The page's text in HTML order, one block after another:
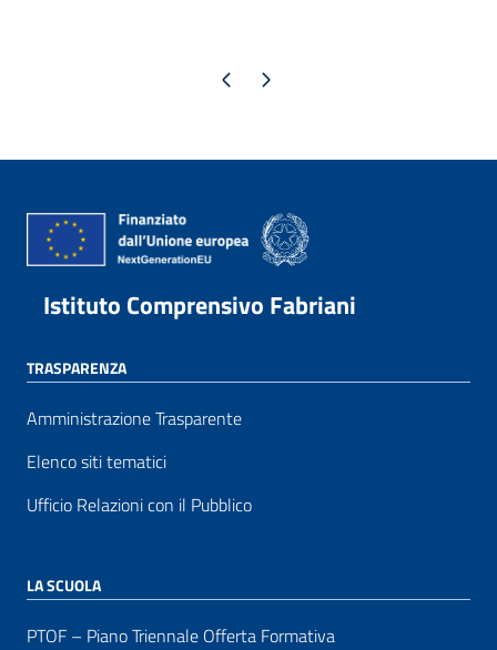
Pagina precedente
Pagina successiva
Istituto Comprensivo Fabriani
TRASPARENZA
Amministrazione Trasparente
Elenco siti tematici
Ufficio Relazioni con il Pubblico
LA SCUOLA
PTOF – Piano Triennale Offerta Formativa